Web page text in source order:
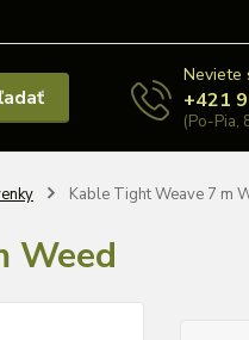
Neviete
+421
(Po-Pia,
Kable Tight Weave 7 m
Weed